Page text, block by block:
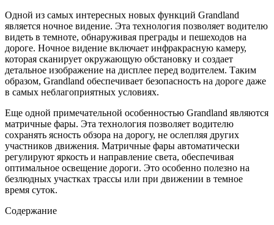
Одной из самых интересных новых функций Grandland
является ночное видение. Эта технология позволяет водителю
видеть в темноте, обнаруживая преграды и пешеходов на
дороге. Ночное видение включает инфракрасную камеру,
которая сканирует окружающую обстановку и создает
детальное изображение на дисплее перед водителем. Таким
образом, Grandland обеспечивает безопасность на дороге даже
в самых неблагоприятных условиях.
Еще одной примечательной особенностью Grandland являются
матричные фары. Эта технология позволяет водителю
сохранять ясность обзора на дорогу, не ослепляя других
участников движения. Матричные фары автоматически
регулируют яркость и направление света, обеспечивая
оптимальное освещение дороги. Это особенно полезно на
безлюдных участках трассы или при движении в темное
время суток.
Содержание